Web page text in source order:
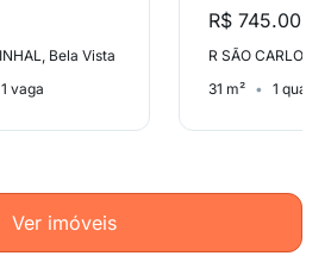
Bela Vista
1 vaga
R$ 745.000
R SÃO CARLOS
31 m²
1 quarto
Ver imóveis